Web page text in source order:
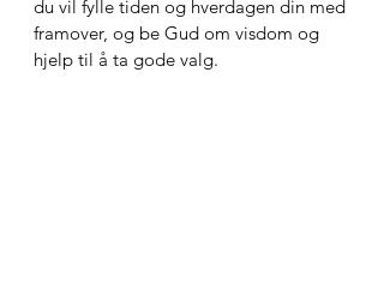
du vil fylle tiden og hverdagen din med
framover, og be Gud om visdom og
hjelp til å ta gode valg.